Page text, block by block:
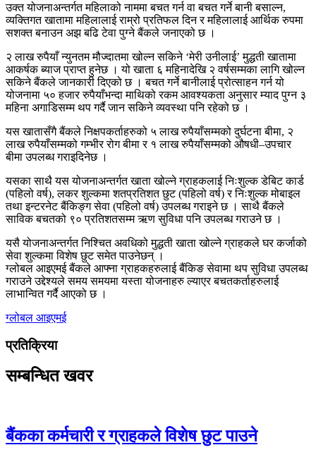
उक्त योजनाअन्तर्गत महिलाको नाममा बचत गर्न वा बचत गर्ने बानी बसाल्न,
व्यक्तिगत खातामा महिलालाई राम्रो प्रतिफल दिन र महिलालाई आर्थिक रुपमा
सशक्त बनाउन अझ बढि टेवा पुग्ने बैंकले जनाएको छ ।
२ लाख रुपैयाँ न्युनतम मौज्दातमा खोल्न सकिने ‘मेरी उनीलाई’ मुद्धती खातामा
आकर्षक ब्याज प्राप्त हुनेछ । यो खाता ६ महिनादेखि २ वर्षसम्मका लागि खोल्न
सकिने बैंकले जानकारी दिएको छ । बचत गर्ने बानीलाई प्रोत्साहन गर्न यो
योजनामा ५० हजार रुपैयाँभन्दा माथिको रकम आवश्यकता अनुसार म्याद पुग्न ३
महिना अगाडिसम्म थप गर्दै जान सकिने व्यवस्था पनि रहेको छ ।
यस खातासँगै बैंकले निक्षपकर्ताहरुको ५ लाख रुपैयाँसम्मको दुर्घटना बीमा, २
लाख रुपैयाँसम्मको गम्भीर रोग बीमा र १ लाख रुपैयाँसम्मको औषधी–उपचार
बीमा उपलब्ध गराइदिनेछ ।
यसका साथै यस योजनाअन्तर्गत खाता खोल्ने ग्राहकलाई निःशुल्क डेबिट कार्ड
(पहिलो वर्ष), लकर शुल्कमा शतप्रतिशत छुट (पहिलो वर्ष) र निःशुल्क मोबाइल
तथा इन्टरनेट बैंकिङ्ग सेवा (पहिलो वर्ष) उपलब्ध गराइने छ । साथै बैंकले
साविक बचतको ९० प्रतिशतसम्म ऋण सुविधा पनि उपलब्ध गराउने छ ।
यसै योजनाअन्तर्गत निश्चित अवधिको मुद्धती खाता खोल्ने ग्राहकले घर कर्जाको
सेवा शुल्कमा विशेष छुट समेत पाउनेछन् ।
ग्लोबल आइएमई बैंकले आफ्ना ग्राहकहरुलाई बैंकिङ सेवामा थप सुविधा उपलब्ध
गराउने उद्देश्यले समय समयमा यस्ता योजनाहरु ल्याएर बचतकर्ताहरुलाई
लाभान्वित गर्दै आएको छ ।
ग्लोबल आइएमई
प्रतिक्रिया
सम्बन्धित खवर
बैंकका कर्मचारी र ग्राहकले विशेष छुट पाउने